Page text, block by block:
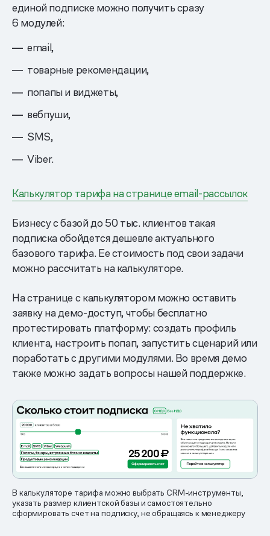
единой подписке можно получить сразу
6 модулей:
email,
товарные рекомендации,
попапы и виджеты,
вебпуши,
SMS,
Viber.
Калькулятор тарифа на странице email-рассылок
Бизнесу с базой до 50 тыс. клиентов такая
подписка обойдется дешевле актуального
базового тарифа. Ее стоимость под свои задачи
можно рассчитать на калькуляторе.
На странице с калькулятором можно оставить
заявку на демо-доступ, чтобы бесплатно
протестировать платформу: создать профиль
клиента, настроить попап, запустить сценарий или
поработать с другими модулями. Во время демо
также можно задать вопросы нашей поддержке.
В калькуляторе тарифа можно выбрать CRM-инструменты,
указать размер клиентской базы и самостоятельно
сформировать счет на подписку, не обращаясь к менеджеру